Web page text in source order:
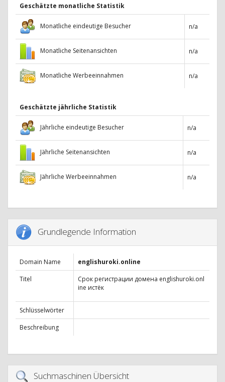
Geschätzte monatliche Statistik
Monatliche eindeutige Besucher n/a
Monatliche Seitenansichten n/a
Monatliche Werbeeinnahmen n/a
Geschätzte jährliche Statistik
Jährliche eindeutige Besucher n/a
Jährliche Seitenansichten n/a
Jährliche Werbeeinnahmen n/a
Grundlegende Information
Domain Name
englishuroki.online
Titel
Срок регистрации домена englishuroki.onl
ine истёк
Schlüsselwörter
Beschreibung
Suchmaschinen Übersicht